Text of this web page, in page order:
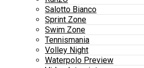
Salotto Bianco
Sprint Zone
Swim Zone
Tennismania
Volley Night
Waterpolo Preview